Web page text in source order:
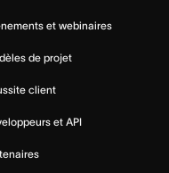
et webinaires
de projet
client
et API